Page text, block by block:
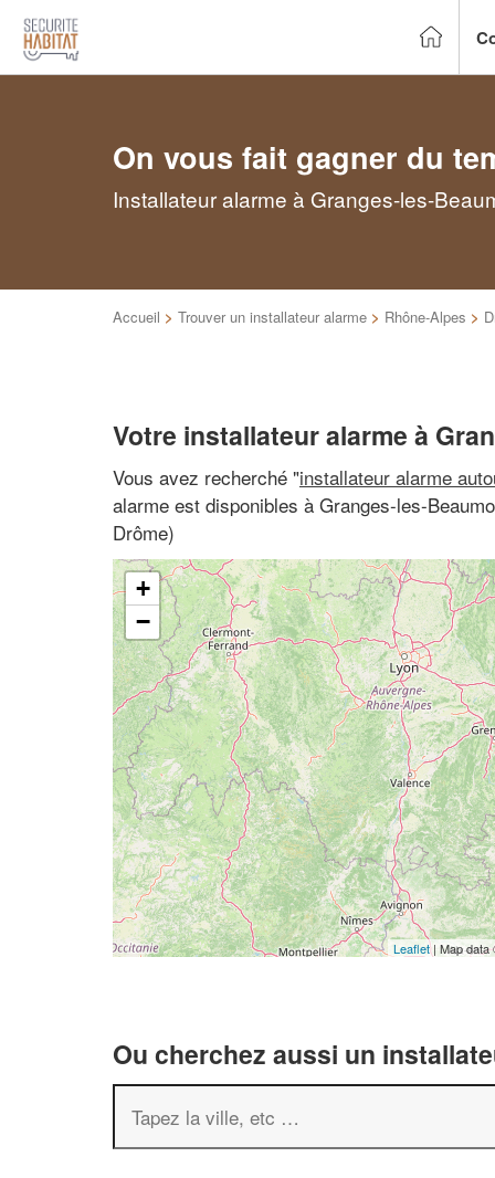
On vous fait gagner du
Installateur alarme à Granges-les-
Accueil > Trouver un installateur alarme > Rhône-Alpes >
Votre installateur alarme à
Vous avez recherché "installateur alarme
alarme est disponibles à Granges-les-
Drôme)
+
−
Leaflet | Map
Ou cherchez aussi un